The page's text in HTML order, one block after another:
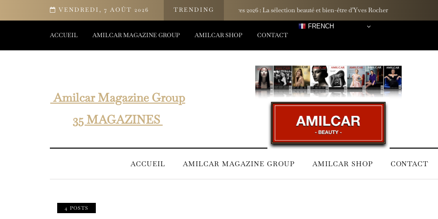
VENDREDI, 7 AOÛT 2026 TRENDING
être d’Yves Rocher Un rituel inspiré des lagons : La marque française Hinaiti dévoile sa
ACCUEIL AMILCAR MAGAZINE GROUP AMILCAR SHOP CONTACT
FRENCH
Amilcar Magazine Group
35 MAGAZINES
ACCUEIL AMILCAR MAGAZINE GROUP AMILCAR SHOP CONTACT
4 POSTS